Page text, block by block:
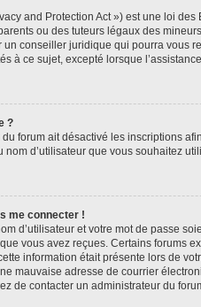
and Protection Act ») est une loi
ou des tuteurs légaux des
conseiller juridique qui pourra vous
à ce sujet, excepté lorsque
?
du forum ait désactivé les inscriptions
nom d’utilisateur que vous souhaitez
me connecter !
d’utilisateur et votre mot de passe
vous avez reçues. Certains forums
information était présente lors de
mauvaise adresse de courrier
de contacter un administrateur du